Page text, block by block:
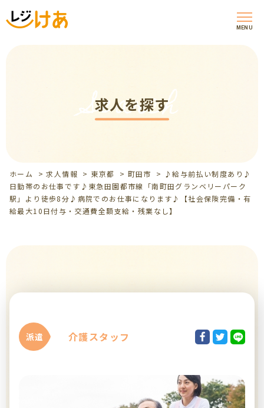
MENU
求人を探す
Search
ホーム >求人情報 > 東京都 > 町田市 > ♪給与前払い制度あり♪
日勤帯のお仕事です♪東急田園都市線「南町田グランベリーパーク
駅」より徒歩8分♪病院でのお仕事になります♪【社会保険完備・有
給最大10日付与・交通費全額支給・残業なし】
派遣 介護スタッフ